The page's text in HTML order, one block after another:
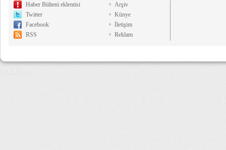
Haber Bülteni eklentisi
Twitter
Facebook
RSS
Arşiv
Künye
İletişim
Reklam